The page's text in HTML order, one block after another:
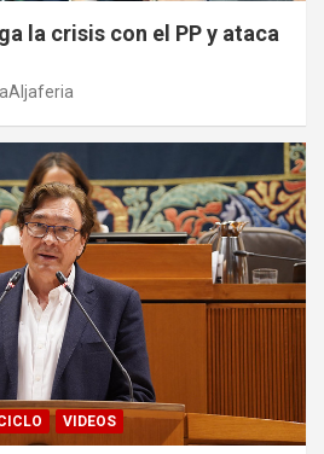
la crisis con el PP y ataca
VIDEOS